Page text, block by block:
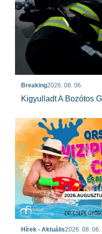
Breaking2026. 08. 06.
Kigyulladt A Bozótos
Hírek - Aktuális2026. 08. 06.